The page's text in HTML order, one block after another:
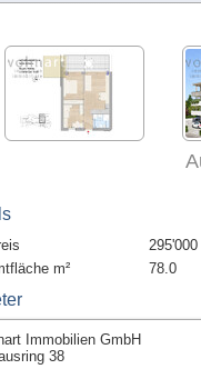
295'000
m²
78.0
Immobilien GmbH
38